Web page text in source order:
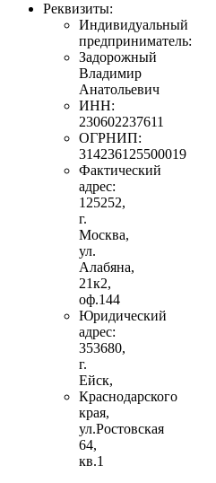
Реквизиты:
Индивидуальный
предприниматель:
Задорожный
Владимир
Анатольевич
ИНН:
230602237611
ОГРНИП:
314236125500019
Фактический
адрес:
125252,
г.
Москва,
ул.
Алабяна,
21к2,
оф.144
Юридический
адрес:
353680,
г.
Ейск,
Краснодарского
края,
ул.Ростовская
64,
кв.1